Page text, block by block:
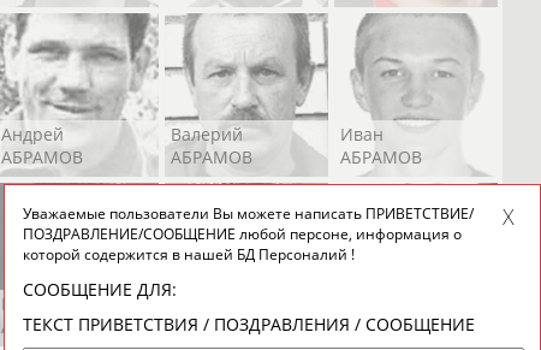
Андрей
АБРАМОВ
Валерий
АБРАМОВ
Иван
АБРАМОВ
Екатерина
АБРАМОВА
Ирина
АБРАМОВА
АБРАМОВА
Уважаемые пользователи Вы можете написать ПРИВЕТСТВИЕ/
ПОЗДРАВЛЕНИЕ/СООБЩЕНИЕ любой персоне, информация о
которой содержится в нашей БД Персоналий !
СООБЩЕНИЕ ДЛЯ:
ТЕКСТ ПРИВЕТСТВИЯ / ПОЗДРАВЛЕНИЯ / СООБЩЕНИЕ